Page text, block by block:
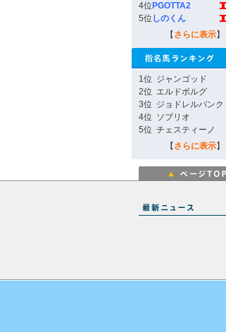
4位 PGOTTA2
5位 しのくん
【 さらに表示】
1位 ジャンゴッド
2位 エルドボルグ
3位 ジョドレルバンク
4位 ソブリオ
5位 チェスティーノ
【 さらに表示】